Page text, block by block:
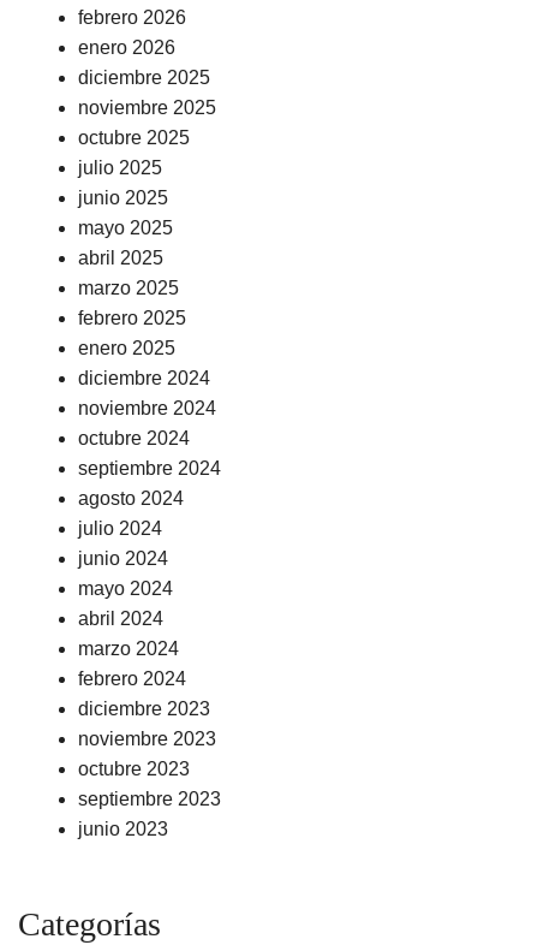
febrero 2026
enero 2026
diciembre 2025
noviembre 2025
octubre 2025
julio 2025
junio 2025
mayo 2025
abril 2025
marzo 2025
febrero 2025
enero 2025
diciembre 2024
noviembre 2024
octubre 2024
septiembre 2024
agosto 2024
julio 2024
junio 2024
mayo 2024
abril 2024
marzo 2024
febrero 2024
diciembre 2023
noviembre 2023
octubre 2023
septiembre 2023
junio 2023
Categorías